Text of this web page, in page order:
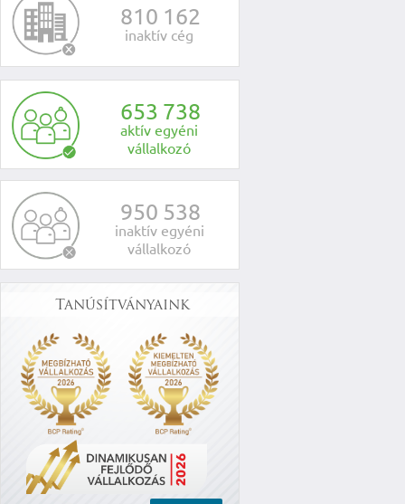
810 162
inaktív cég
653 738
aktív egyéni
vállalkozó
950 538
inaktív egyéni
vállalkozó
Tanúsítványaink